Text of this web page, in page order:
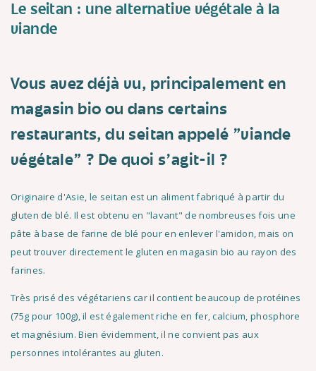
Le seitan : une alternative végétale à la
viande
Vous avez déjà vu, principalement en
magasin bio ou dans certains
restaurants, du seitan appelé "viande
végétale" ? De quoi s'agit-il ?
Originaire d'Asie, le seitan est un aliment fabriqué à partir du
gluten de blé. Il est obtenu en "lavant" de nombreuses fois une
pâte à base de farine de blé pour en enlever l'amidon, mais on
peut trouver directement le gluten en magasin bio au rayon des
farines.
Très prisé des végétariens car il contient beaucoup de protéines
(75g pour 100g), il est également riche en fer, calcium, phosphore
et magnésium. Bien évidemment, il ne convient pas aux
personnes intolérantes au gluten.